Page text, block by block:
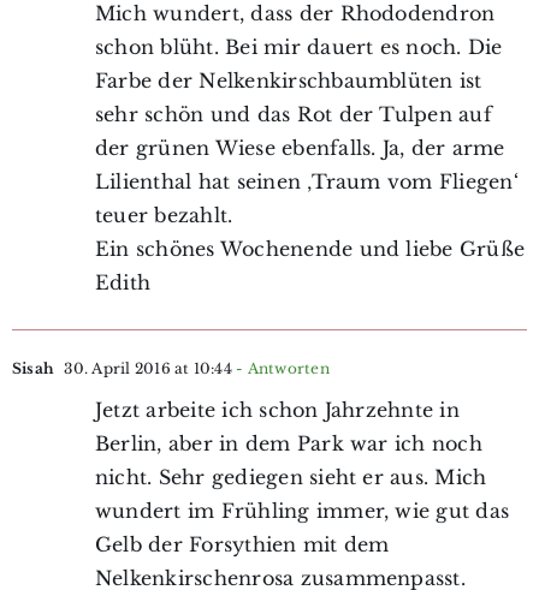
Mich wundert, dass der Rhododendron
schon blüht. Bei mir dauert es noch. Die
Farbe der Nelkenkirschbaumblüten ist
sehr schön und das Rot der Tulpen auf
der grünen Wiese ebenfalls. Ja, der arme
Lilienthal hat seinen ‚Traum vom Fliegen‘
teuer bezahlt.
Ein schönes Wochenende und liebe Grüße
Edith
Sisah 30. April 2016 at 10:44- Antworten
Jetzt arbeite ich schon Jahrzehnte in
Berlin, aber in dem Park war ich noch
nicht. Sehr gediegen sieht er aus. Mich
wundert im Frühling immer, wie gut das
Gelb der Forsythien mit dem
Nelkenkirschenrosa zusammenpasst.